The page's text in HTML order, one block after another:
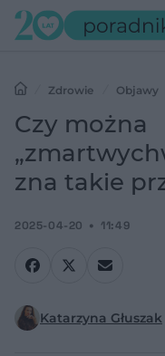
Zdrowie Objawy
Medycyna zna takie
Czy można
zna takie
2025-04-20 11:49
Katarzyna Głuszak